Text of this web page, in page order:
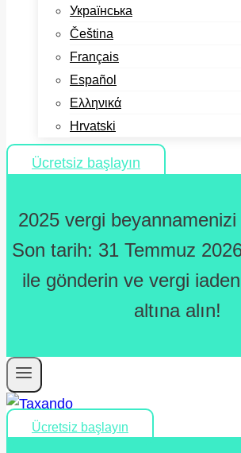
Українська
Čeština
Français
Español
Ελληνικά
Hrvatski
Ücretsiz başlayın
2025 vergi
Son tarih: 31 Temmuz
ile gönderin ve vergi
altına alın!
Ücretsiz başlayın